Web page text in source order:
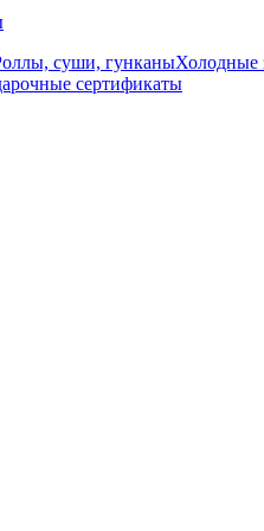
суши, гунканыХолодные
сертификаты